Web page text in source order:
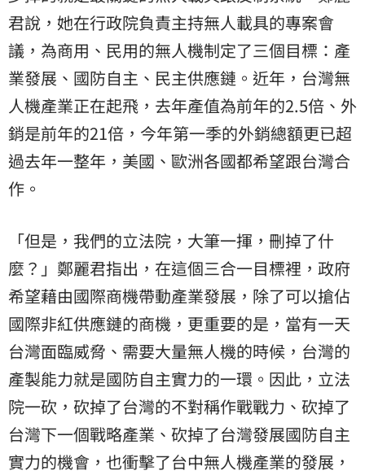
君說，她在行政院負責主持無人載具的專案會
議，為商用、民用的無人機制定了三個目標：產
業發展、國防自主、民主供應鏈。近年，台灣無
人機產業正在起飛，去年產值為前年的2.5倍、外
銷是前年的21倍，今年第一季的外銷總額更已超
過去年一整年，美國、歐洲各國都希望跟台灣合
作。
「但是，我們的立法院，大筆一揮，刪掉了什
麼？」鄭麗君指出，在這個三合一目標裡，政府
希望藉由國際商機帶動產業發展，除了可以搶佔
國際非紅供應鏈的商機，更重要的是，當有一天
台灣面臨威脅、需要大量無人機的時候，台灣的
產製能力就是國防自主實力的一環。因此，立法
院一砍，砍掉了台灣的不對稱作戰戰力、砍掉了
台灣下一個戰略產業、砍掉了台灣發展國防自主
實力的機會，也衝擊了台中無人機產業的發展，